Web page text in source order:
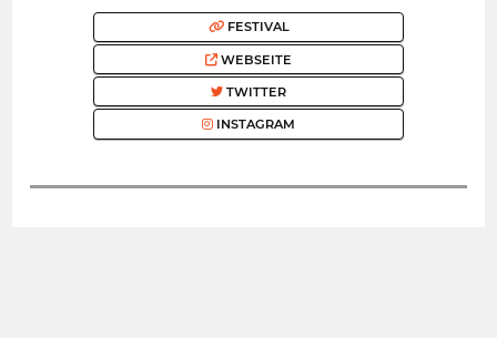
FESTIVAL
WEBSEITE
TWITTER
INSTAGRAM